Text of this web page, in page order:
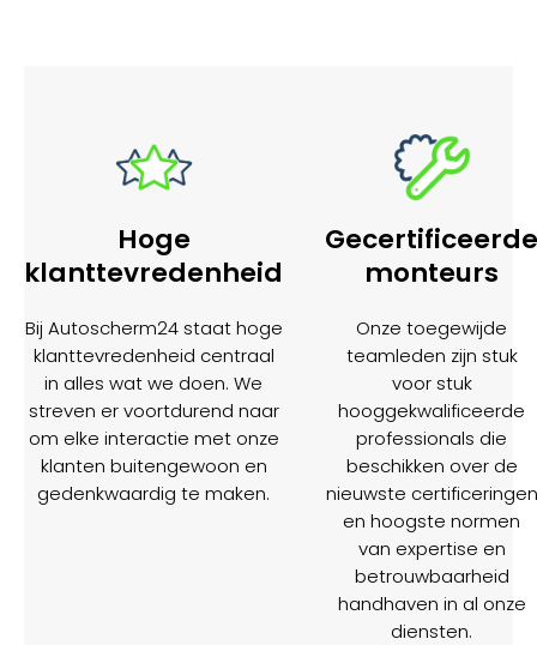
Hoge
klanttevredenheid
Bij Autoscherm24 staat hoge
klanttevredenheid centraal
in alles wat we doen. We
streven er voortdurend naar
om elke interactie met onze
klanten buitengewoon en
gedenkwaardig te maken.
Gecertificeerde
monteurs
Onze toegewijde
teamleden zijn stuk
voor stuk
hooggekwalificeerde
professionals die
beschikken over de
nieuwste certificeringen
en hoogste normen
van expertise en
betrouwbaarheid
handhaven in al onze
diensten.